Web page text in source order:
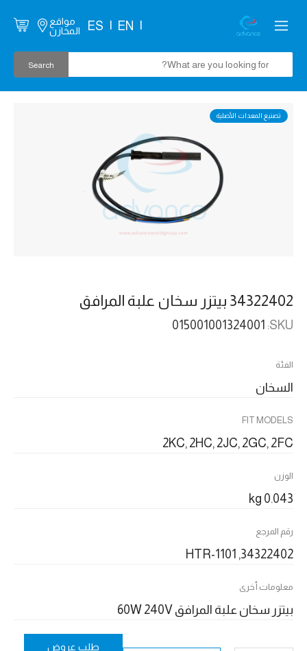
EN
ES
مواقع
المخازن
تصنيع المعدات الأصلية
34322402 بيتزر سخان علبة المرافق
SKU:
الفئة
السخان
FIT MODELS
2KC, 2HC, 2JC, 2GC, 2FC
الوزن
0.043 kg
رقم المرجع
34322402, HTR-1101
معلومات أخرى
بيتزر سخان علبة المرافق 60W 240V
طلب عروض